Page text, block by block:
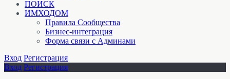
ПОИСК
ИМХОДОМ
Правила Сообщества
Бизнес-интеграция
Форма связи с Админами
Вход Регистрация
Вход Регистрация